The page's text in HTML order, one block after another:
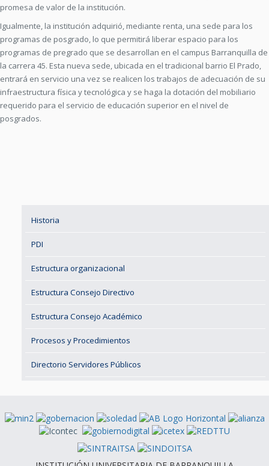
promesa de valor de la institución.
Igualmente, la institución adquirió, mediante renta, una sede para los
programas de posgrado, lo que permitirá liberar espacio para los
programas de pregrado que se desarrollan en el campus Barranquilla de
la carrera 45. Esta nueva sede, ubicada en el tradicional barrio El Prado,
entrará en servicio una vez se realicen los trabajos de adecuación de su
infraestructura física y tecnológica y se haga la dotación del mobiliario
requerido para el servicio de educación superior en el nivel de
posgrados.
Historia
PDI
Estructura organizacional
Estructura Consejo Directivo
Estructura Consejo Académico
Procesos y Procedimientos
Directorio Servidores Públicos